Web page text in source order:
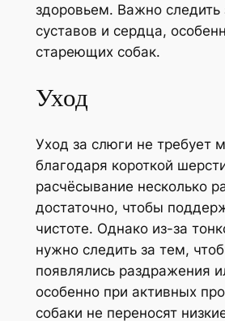
здоровьем. Важно следить
суставов и сердца,
стареющих собак.
Уход
Уход за слюги не требует
благодаря короткой
расчёсывание несколько
достаточно, чтобы
чистоте. Однако из-за
нужно следить за тем,
появлялись раздражения
особенно при активных
собаки не переносят